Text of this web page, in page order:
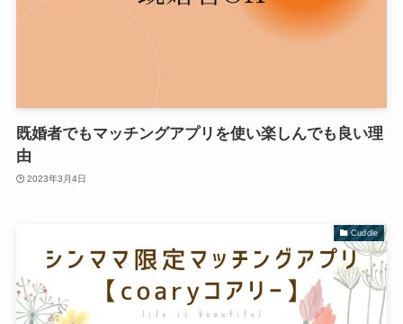
既婚者でもマッチングアプリを使い楽しんでも良い理
由
2023年3月4日
Cuddle